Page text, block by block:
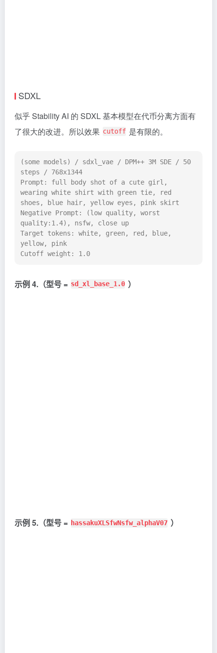
SDXL
似乎 Stability AI 的 SDXL 基本模型在代币分离方面有
了很大的改进。所以效果 cutoff 是有限的。
(some models) / sdxl_vae / DPM++ 3M SDE / 50
steps / 768x1344
Prompt: full body shot of a cute girl,
wearing white shirt with green tie, red
shoes, blue hair, yellow eyes, pink skirt
Negative Prompt: (low quality, worst
quality:1.4), nsfw, close up
Target tokens: white, green, red, blue,
yellow, pink
Cutoff weight: 1.0
示例 4.（型号 = sd_xl_base_1.0 ）
示例 5.（型号 = hassakuXLSfwNsfw_alphaV07 ）